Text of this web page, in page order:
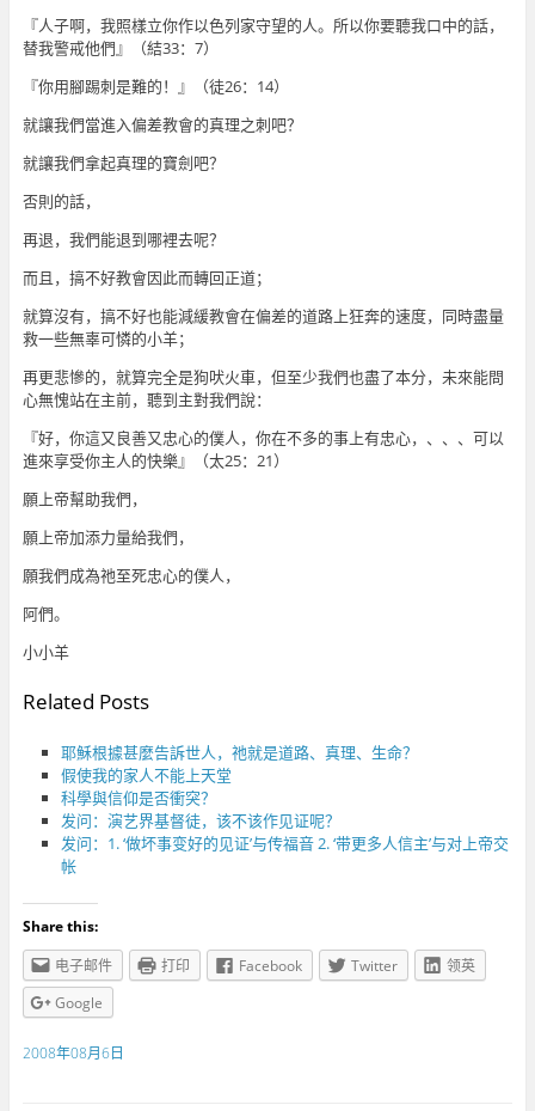
『人子啊，我照樣立你作以色列家守望的人。所以你要聽我口中的話，
替我警戒他們』（結33：7）
『你用腳踢刺是難的！』（徒26：14）
就讓我們當進入偏差教會的真理之刺吧？
就讓我們拿起真理的寶劍吧？
否則的話，
再退，我們能退到哪裡去呢？
而且，搞不好教會因此而轉回正道；
就算沒有，搞不好也能減緩教會在偏差的道路上狂奔的速度，同時盡量
救一些無辜可憐的小羊；
再更悲慘的，就算完全是狗吠火車，但至少我們也盡了本分，未來能問
心無愧站在主前，聽到主對我們說：
『好，你這又良善又忠心的僕人，你在不多的事上有忠心，、、、可以
進來享受你主人的快樂』（太25：21）
願上帝幫助我們，
願上帝加添力量給我們，
願我們成為祂至死忠心的僕人，
阿們。
小小羊
Related Posts
耶穌根據甚麼告訴世人，祂就是道路、真理、生命？
假使我的家人不能上天堂
科學與信仰是否衝突？
发问：演艺界基督徒，该不该作见证呢？
发问：1. ‘做坏事变好的见证’与传福音 2. ‘带更多人信主’与对上帝交
帐
Share this:
电子邮件
打印 Facebook Twitter
领英
Google
2008年08月6日